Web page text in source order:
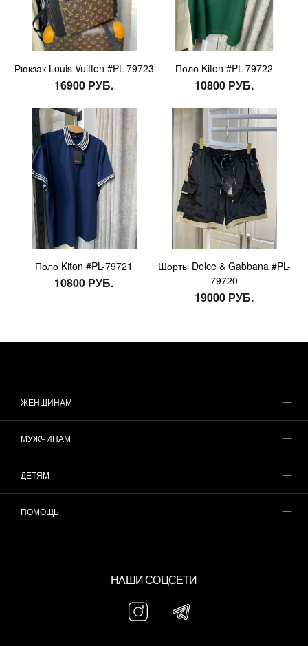
Рюкзак Louis Vuitton #PL-79723
16900 РУБ.
Поло Kiton #PL-79722
10800 РУБ.
Поло Kiton #PL-79721
10800 РУБ.
Шорты Dolce & Gabbana #PL-
79720
19000 РУБ.
ЖЕНЩИНАМ
МУЖЧИНАМ
ДЕТЯМ
ПОМОЩЬ
НАШИ СОЦСЕТИ